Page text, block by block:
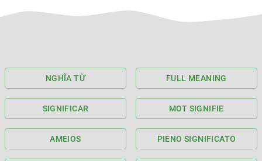
NGHĨA TỪ FULL MEANING
SIGNIFICAR MOT SIGNIFIE
AMEIOS PIENO SIGNIFICATO